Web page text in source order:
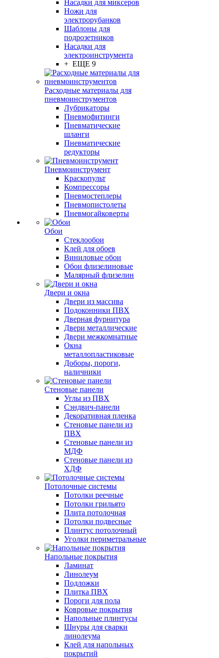
Насадки для миксеров
Ножи для
электрорубанков
Шаблоны для
подрозетников
Насадки для
электроинструмента
+ ЕЩЕ 9
Расходные материалы для
пневмоинструментов
Лубрикаторы
Пневмофитинги
Пневматические
шланги
Пневматические
редукторы
Пневмоинструмент
Краскопульт
Компрессоры
Пневмостеплеры
Пневмопистолеты
Пневмогайковерты
Обои
Стеклообои
Клей для обоев
Виниловые обои
Обои флизелиновые
Малярный флизелин
Двери и окна
Двери из массива
Подоконники ПВХ
Дверная фурнитура
Двери металлические
Двери межкомнатные
Окна
металлопластиковые
Доборы, пороги,
наличники
Стеновые панели
Углы из ПВХ
Сэндвич-панели
Декоративная пленка
Стеновые панели из
ПВХ
Стеновые панели из
МДФ
Стеновые панели из
ХДФ
Потолочные системы
Потолки реечные
Потолки грильято
Плита потолочная
Потолки подвесные
Плинтус потолочный
Уголки периметральные
Напольные покрытия
Ламинат
Линолеум
Подложки
Плитка ПВХ
Пороги для пола
Ковровые покрытия
Напольные плинтусы
Шнуры для сварки
линолеума
Клей для напольных
покрытий